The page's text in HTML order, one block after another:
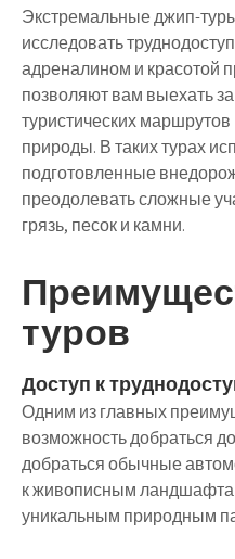
Экстремальные джип-
исследовать
адреналином и красотой
позволяют вам выехать
туристических маршрутов
природы. В таких турах
подготовленные
преодолевать сложные
грязь, песок и камни.
туров
Доступ к
Одним из главных
возможность добраться
добраться обычные
к живописным
уникальным природным